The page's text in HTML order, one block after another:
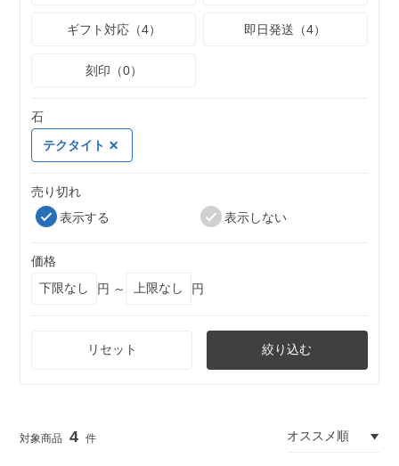
ギフト対応（4） 即日発送（4）
刻印（0）
石
テクタイト
売り切れ
表示する
表示しない
価格
円 ～
円
リセット 絞り込む
4